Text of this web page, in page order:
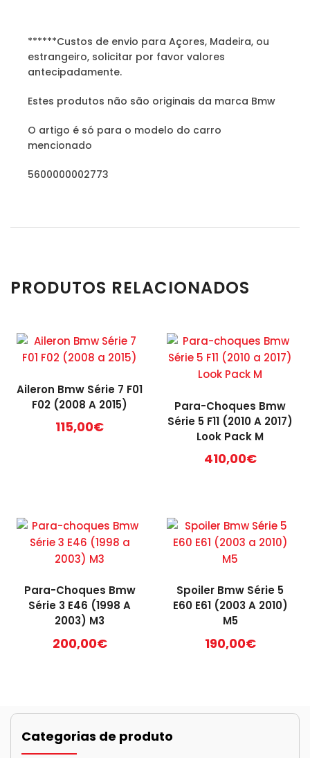
******Custos de envio para Açores, Madeira, ou
estrangeiro, solicitar por favor valores
antecipadamente.
Estes produtos não são originais da marca Bmw
O artigo é só para o modelo do carro
mencionado
5600000002773
PRODUTOS RELACIONADOS
Aileron Bmw Série 7 F01
F02 (2008 A 2015)
115,00€
Para-Choques Bmw
Série 5 F11 (2010 A 2017)
Look Pack M
410,00€
Para-Choques Bmw
Série 3 E46 (1998 A
2003) M3
200,00€
Spoiler Bmw Série 5
E60 E61 (2003 A 2010)
M5
190,00€
Categorias de produto